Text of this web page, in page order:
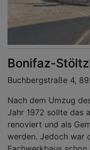
Bonifaz-
Buchbergstraße 4,
Nach dem Umzug
Jahr 1972 sollte das
renoviert und als
werden. Jedoch war